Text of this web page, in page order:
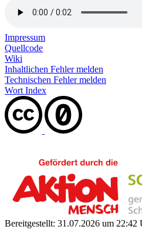
Impressum
Quellcode
Wiki
Inhaltlichen Fehler melden
Technischen Fehler melden
Wort Index
Bereitgestellt: 31.07.2026 um 22:42